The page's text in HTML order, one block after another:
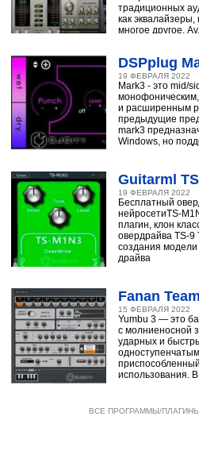
традиционных
как
многое другое.
DSPplug
19 ФЕВРАЛЯ 2022
Mark3 - это mid/
и расширенным
предыдущие
mark3
Windows, но
Guitarml
19 ФЕВРАЛЯ 2022
Бесплатный
нейросетиTS-
плагин, клон
овердрайва TS-9
создания
драйва
Fanan
15 ФЕВРАЛЯ 2022
Yumbu 3 — это
с молниеносной
ударных и
использования.
ВСЕ ПРОГРАММЫ/ПЛАГИНЫ